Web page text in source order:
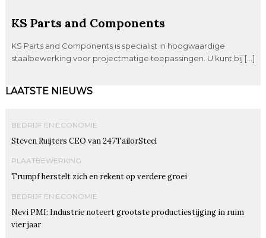
KS Parts and Components
KS Parts and Components is specialist in hoogwaardige
staalbewerking voor projectmatige toepassingen. U kunt bij […]
LAATSTE NIEUWS
BEDRIJF EN ECONOMIE
Steven Ruijters CEO van 247TailorSteel
PLAATBEWERKING
Trumpf herstelt zich en rekent op verdere groei
BEDRIJF EN ECONOMIE
Nevi PMI: Industrie noteert grootste productiestijging in ruim
vier jaar